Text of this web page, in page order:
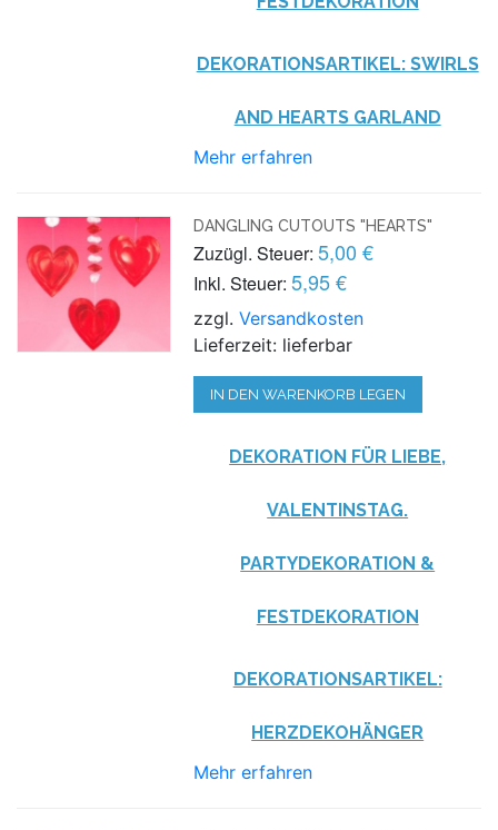
DEKORATIONSARTIKEL: SWIRLS
AND HEARTS GARLAND
Mehr erfahren
DANGLING CUTOUTS "HEARTS"
Zuzügl. Steuer: 5,00 €
Inkl. Steuer: 5,95 €
zzgl.Versandkosten
Lieferzeit: lieferbar
IN DEN WARENKORB LEGEN
DEKORATION FÜR LIEBE,
VALENTINSTAG.
PARTYDEKORATION &
FESTDEKORATION
DEKORATIONSARTIKEL:
HERZDEKOHÄNGER
Mehr erfahren